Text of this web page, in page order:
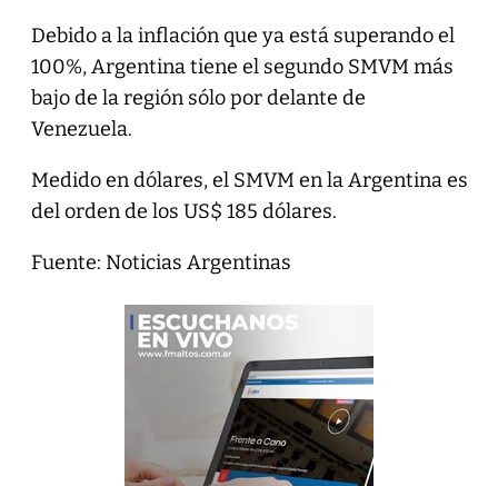
Debido a la inflación que ya está superando el
100%, Argentina tiene el segundo SMVM más
bajo de la región sólo por delante de
Venezuela.
Medido en dólares, el SMVM en la Argentina es
del orden de los US$ 185 dólares.
Fuente: Noticias Argentinas